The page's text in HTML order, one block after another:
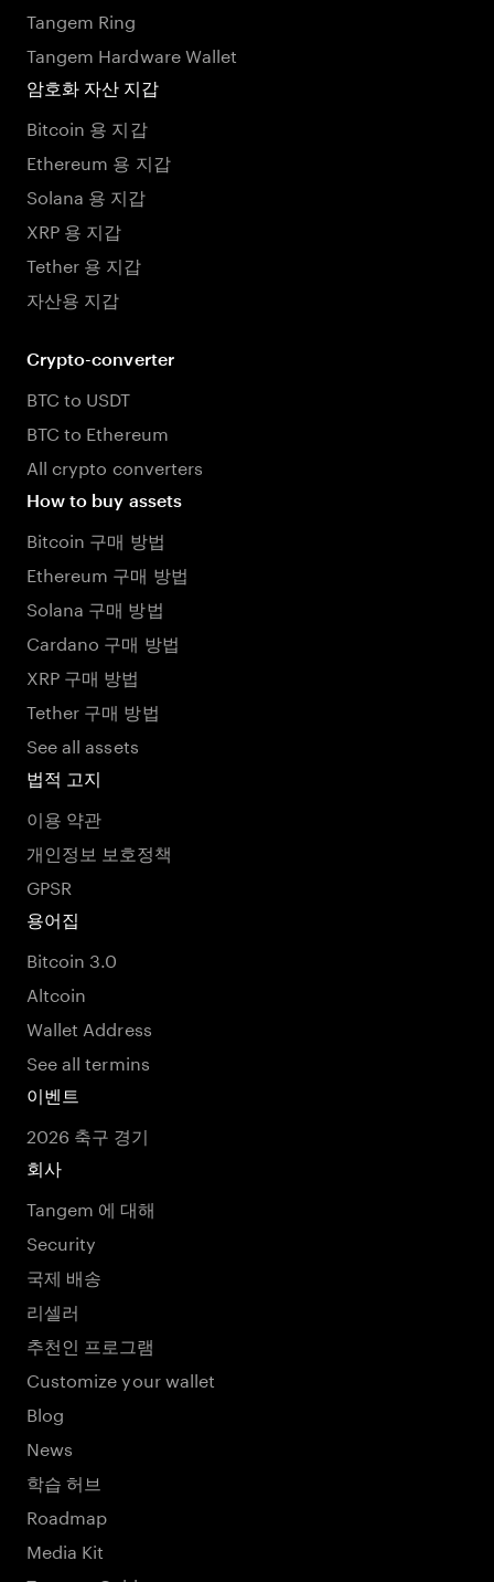
Tangem Ring
Tangem Hardware Wallet
암호화 자산 지갑
Bitcoin 용 지갑
Ethereum 용 지갑
Solana 용 지갑
XRP 용 지갑
Tether 용 지갑
자산용 지갑
Crypto-converter
BTC to USDT
BTC to Ethereum
All crypto converters
How to buy assets
Bitcoin 구매 방법
Ethereum 구매 방법
Solana 구매 방법
Cardano 구매 방법
XRP 구매 방법
Tether 구매 방법
See all assets
법적 고지
이용 약관
개인정보 보호정책
GPSR
용어집
Bitcoin 3.0
Altcoin
Wallet Address
See all termins
이벤트
2026 축구 경기
회사
Tangem 에 대해
Security
국제 배송
리셀러
추천인 프로그램
Customize your wallet
Blog
News
학습 허브
Roadmap
Media Kit